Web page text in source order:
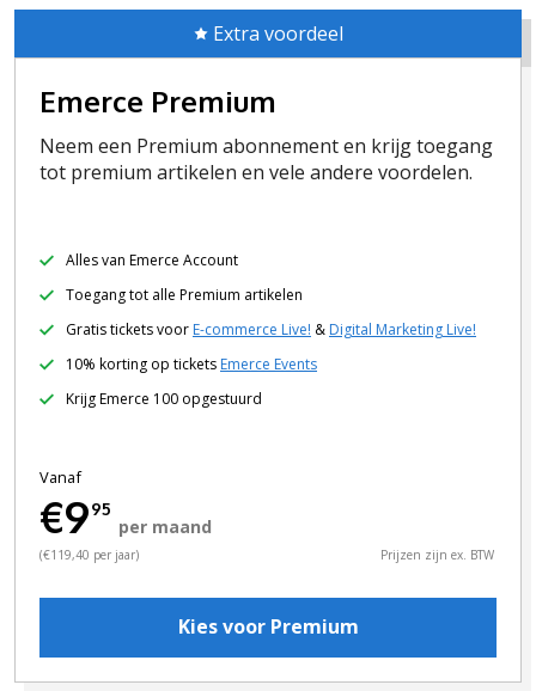
Extra voordeel
Emerce Premium
Neem een Premium abonnement en krijg toegang
tot premium artikelen en vele andere voordelen.
Alles van Emerce Account
Toegang tot alle Premium artikelen
Gratis tickets voor E-commerce Live! & Digital Marketing Live!
10% korting op tickets Emerce Events
Krijg Emerce 100 opgestuurd
Vanaf
€995
per maand
(€119,40 per jaar) Prijzen zijn ex. BTW
Kies voor Premium